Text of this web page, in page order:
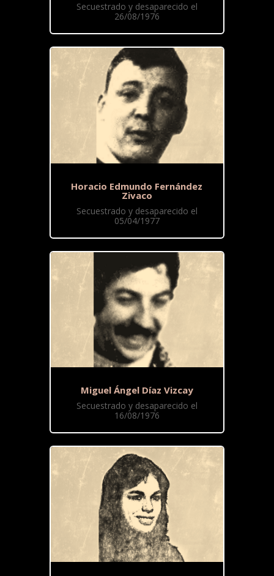
Secuestrado y desaparecido el
26/08/1976
Horacio Edmundo Fernández
Zivaco
Secuestrado y desaparecido el
05/04/1977
Miguel Ángel Díaz Vizcay
Secuestrado y desaparecido el
16/08/1976